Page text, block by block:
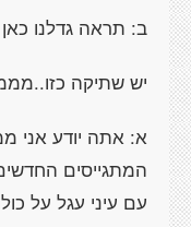
ב: תראה גדלנו
יש שתיקה
א: אתה יודע אני
המתגייסים
עם עיני עגל על